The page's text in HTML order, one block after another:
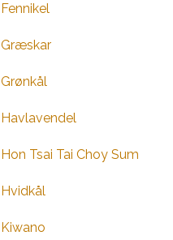
Fennikel
Græskar
Grønkål
Havlavendel
Hon Tsai Tai Choy Sum
Hvidkål
Kiwano